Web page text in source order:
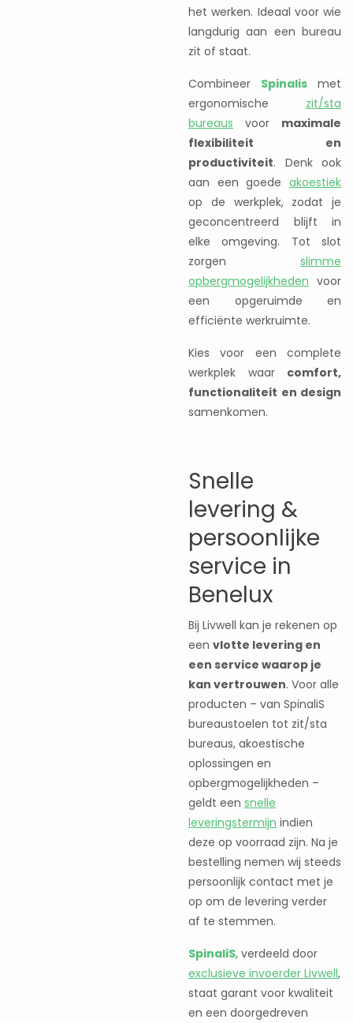
het werken. Ideaal voor wie
langdurig aan een bureau
zit of staat.
Combineer Spinalis met
ergonomische zit/sta
bureaus voor maximale
flexibiliteit en
productiviteit. Denk ook
aan een goede akoestiek
op de werkplek, zodat je
geconcentreerd blijft in
elke omgeving. Tot slot
zorgen slimme
opbergmogelijkheden voor
een opgeruimde en
efficiënte werkruimte.
Kies voor een complete
werkplek waar comfort,
functionaliteit en design
samenkomen.
Snelle
levering &
persoonlijke
service in
Benelux
Bij Livwell kan je rekenen op
een vlotte levering en
een service waarop je
kan vertrouwen. Voor alle
producten – van SpinaliS
bureaustoelen tot zit/sta
bureaus, akoestische
oplossingen en
opbergmogelijkheden –
geldt een snelle
leveringstermijn indien
deze op voorraad zijn. Na je
bestelling nemen wij steeds
persoonlijk contact met je
op om de levering verder
af te stemmen.
SpinaliS, verdeeld door
exclusieve invoerder Livwell,
staat garant voor kwaliteit
en een doorgedreven